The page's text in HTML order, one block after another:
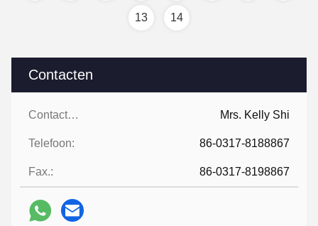
Contacten
Contacten: Mrs. Kelly Shi
Telefoon: 86-0317-8188867
Fax.: 86-0317-8198867
13 14